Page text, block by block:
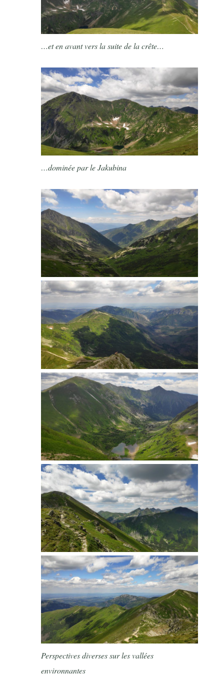
…et en avant vers la suite de la crête…
…dominée par le Jakubina
Perspectives diverses sur les vallées
environnantes